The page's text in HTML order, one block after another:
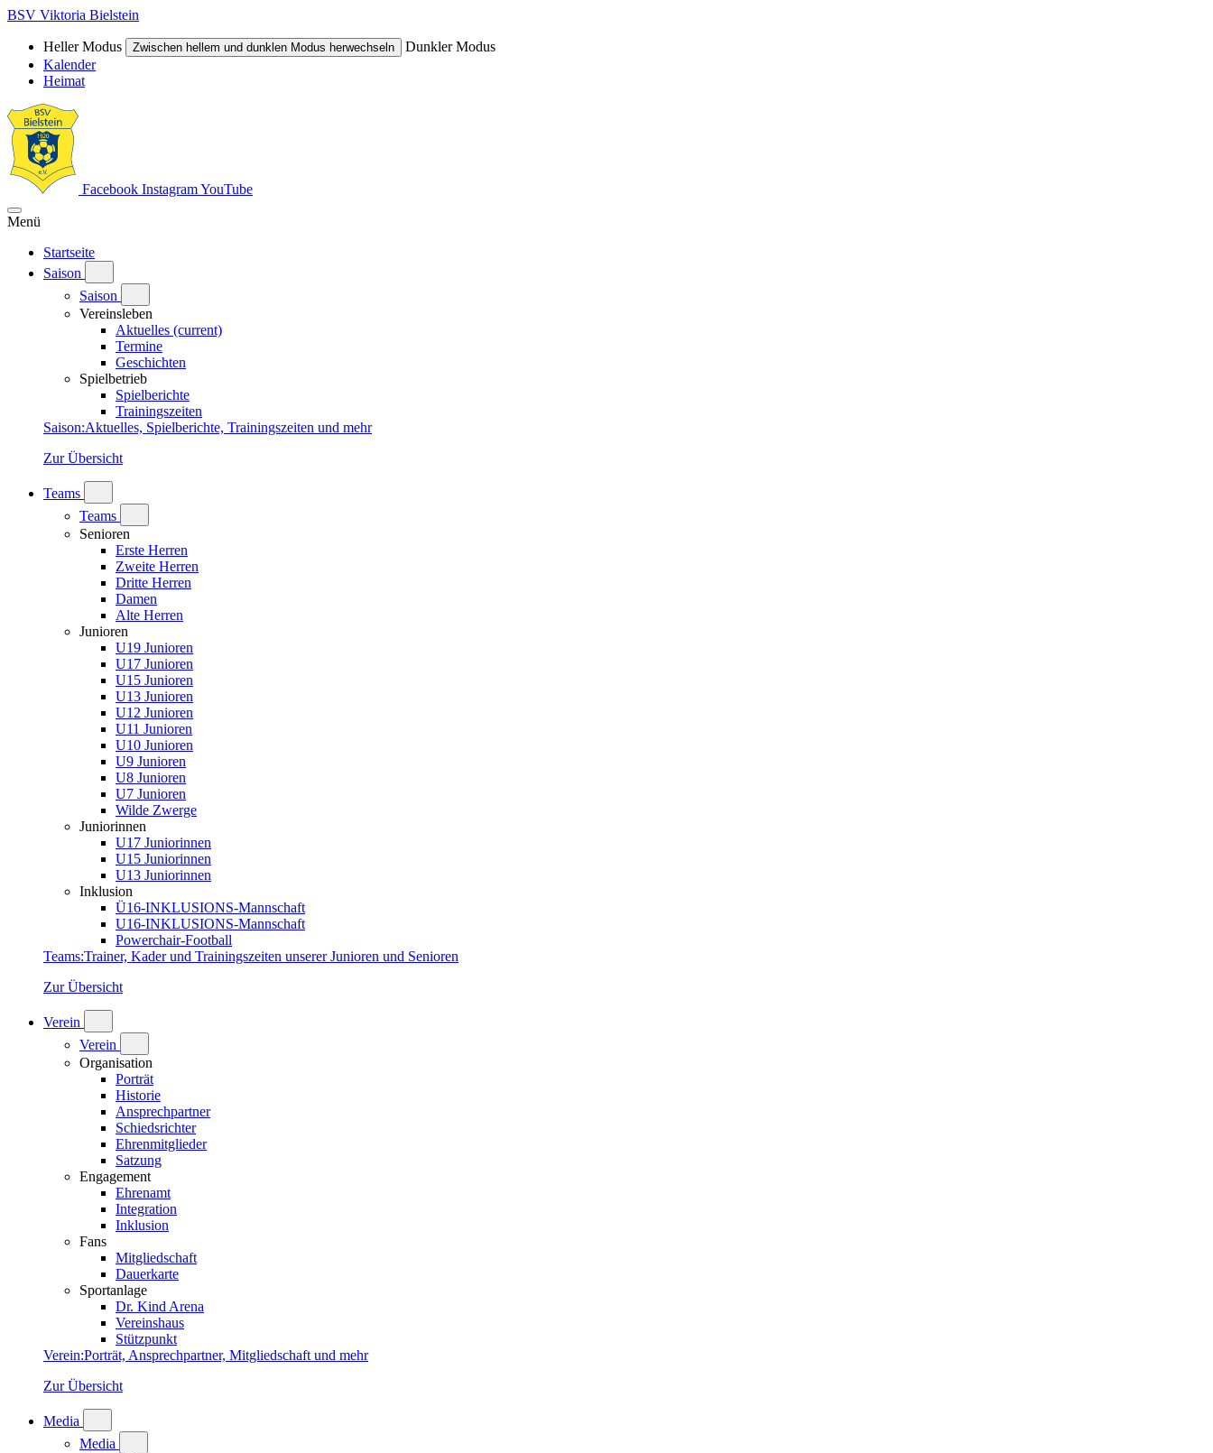
BSV Viktoria Bielstein
Heller Modus Zwischen hellem und dunklen Modus herwechseln
Dunkler Modus
Kalender
Heimat
Facebook InstagramYouTube
Menü
Startseite
Saison
Saison
Vereinsleben
Aktuelles (current)
Termine
Geschichten
Spielbetrieb
Spielberichte
Trainingszeiten
Saison:Aktuelles, Spielberichte, Trainingszeiten und mehr
Zur Übersicht
Teams
Teams
Senioren
Erste Herren
Zweite Herren
Dritte Herren
Damen
Alte Herren
Junioren
U19 Junioren
U17 Junioren
U15 Junioren
U13 Junioren
U12 Junioren
U11 Junioren
U10 Junioren
U9 Junioren
U8 Junioren
U7 Junioren
Wilde Zwerge
Juniorinnen
U17 Juniorinnen
U15 Juniorinnen
U13 Juniorinnen
Inklusion
Ü16-INKLUSIONS-Mannschaft
U16-INKLUSIONS-Mannschaft
Powerchair-Football
Teams:Trainer, Kader und Trainingszeiten unserer Junioren und Senioren
Zur Übersicht
Verein
Verein
Organisation
Porträt
Historie
Ansprechpartner
Schiedsrichter
Ehrenmitglieder
Satzung
Engagement
Ehrenamt
Integration
Inklusion
Fans
Mitgliedschaft
Dauerkarte
Sportanlage
Dr. Kind Arena
Vereinshaus
Stützpunkt
Verein:Porträt, Ansprechpartner, Mitgliedschaft und mehr
Zur Übersicht
Media
Media